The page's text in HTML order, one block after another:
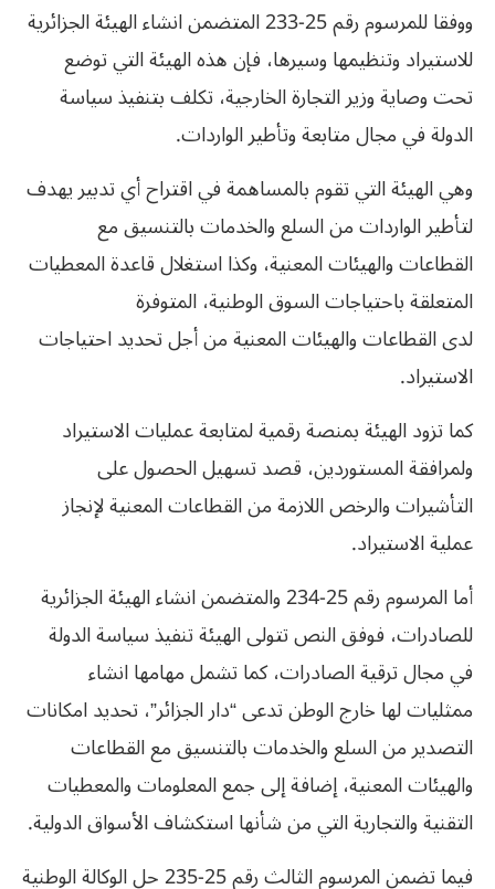
ووفقا للمرسوم رقم 25-233 المتضمن انشاء الهيئة الجزائرية
للاستيراد وتنظيمها وسيرها، فإن هذه الهيئة التي توضع
تحت وصاية وزير التجارة الخارجية، تكلف بتنفيذ سياسة
الدولة في مجال متابعة وتأطير الواردات.
وهي الهيئة التي تقوم بالمساهمة في اقتراح أي تدبير يهدف
لتأطير الواردات من السلع والخدمات بالتنسيق مع
القطاعات والهيئات المعنية، وكذا استغلال قاعدة المعطيات
المتعلقة باحتياجات السوق الوطنية، المتوفرة
لدى القطاعات والهيئات المعنية من أجل تحديد احتياجات
الاستيراد.
كما تزود الهيئة بمنصة رقمية لمتابعة عمليات الاستيراد
ولمرافقة المستوردين، قصد تسهيل الحصول على
التأشيرات والرخص اللازمة من القطاعات المعنية لإنجاز
عملية الاستيراد.
أما المرسوم رقم 25-234 والمتضمن انشاء الهيئة الجزائرية
للصادرات، فوفق النص تتولى الهيئة تنفيذ سياسة الدولة
في مجال ترقية الصادرات، كما تشمل مهامها انشاء
ممثليات لها خارج الوطن تدعى “دار الجزائر”، تحديد امكانات
التصدير من السلع والخدمات بالتنسيق مع القطاعات
والهيئات المعنية، إضافة إلى جمع المعلومات والمعطيات
التقنية والتجارية التي من شأنها استكشاف الأسواق الدولية.
فيما تضمن المرسوم الثالث رقم 25-235 حل الوكالة الوطنية